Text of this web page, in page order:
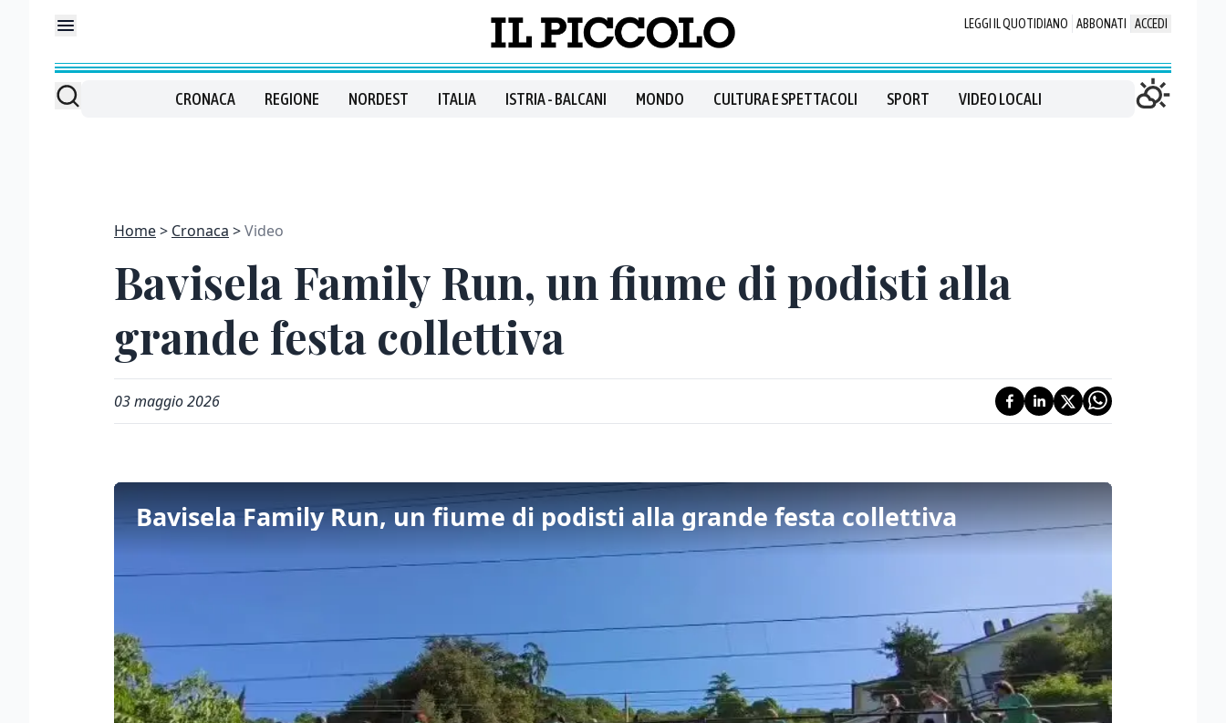
LEGGI IL QUOTIDIANO ABBONATI ACCEDI
CRONACA REGIONE NORDEST ITALIA ISTRIA - BALCANI MONDO CULTURA E SPETTACOLI SPORT VIDEO LOCALI
Home Cronaca Video
Bavisela Family Run, un fiume di podisti alla
grande festa collettiva
03 maggio 2026
Bavisela Family Run, un fiume di podisti alla grande festa collettiva